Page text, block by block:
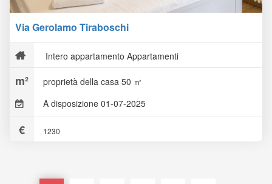
Via Gerolamo Tiraboschi
Intero appartamento Appartamenti
proprietà della casa 50 ㎡
A disposizione 01-07-2025
1230